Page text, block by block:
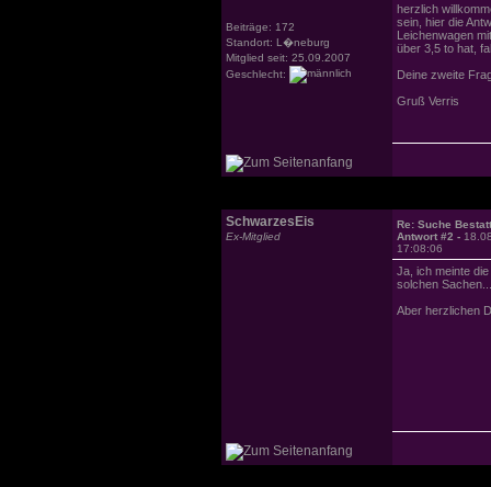
Beiträge: 172
Standort: L�neburg
Mitglied seit: 25.09.2007
Geschlecht:
herzlich
sein, hier die
Leichenwagen
über 3,5 to hat,
Deine zweite
Gruß Verris
SchwarzesEis
Ex-Mitglied
Re: Suche
Antwort #2 -
17:08:06
Ja, ich meinte
solchen Sachen...
Aber herzlichen